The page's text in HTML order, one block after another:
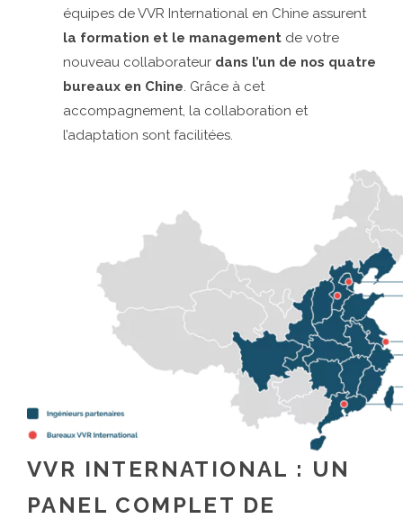
équipes de VVR International en Chine assurent
la formation et le management de votre
nouveau collaborateur dans l’un de nos quatre
bureaux en Chine. Grâce à cet
accompagnement, la collaboration et
l’adaptation sont facilitées.
VVR INTERNATIONAL : UN
PANEL COMPLET DE